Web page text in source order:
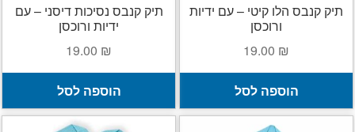
תיק קנבס הלו קיטי – עם ידיות
ורוכסן
19.00 ₪
הוספה לסל
תיק קנבס נסיכות דיסני – עם
ידיות ורוכסן
19.00 ₪
הוספה לסל